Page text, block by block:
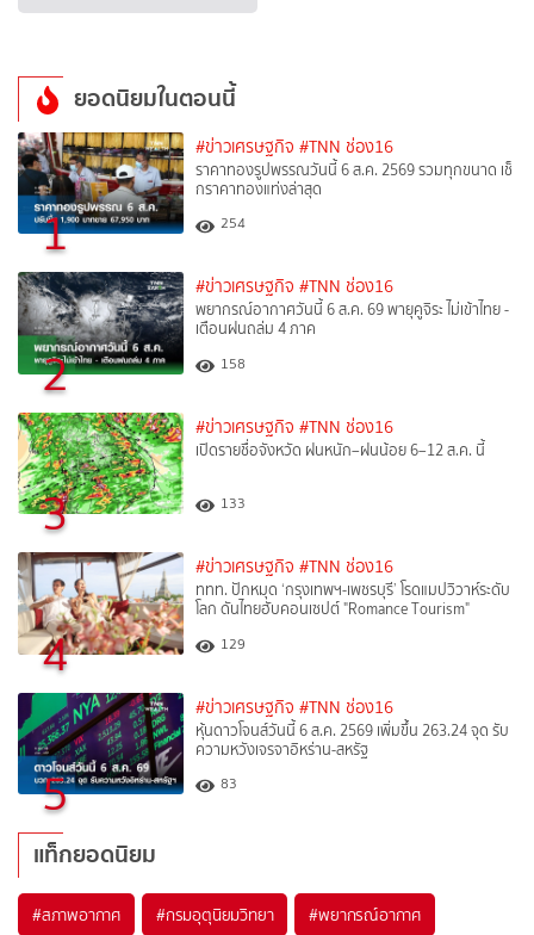
ยอดนิยมในตอนนี้
1
#ข่าวเศรษฐกิจ #TNN ช่อง16
ราคาทองรูปพรรณวันนี้ 6 ส.ค. 2569 รวมทุกขนาด เช็
กราคาทองแท่งล่าสุด
254
2
#ข่าวเศรษฐกิจ #TNN ช่อง16
พยากรณ์อากาศวันนี้ 6 ส.ค. 69 พายุคูจิระ ไม่เข้าไทย -
เตือนฝนถล่ม 4 ภาค
158
3
#ข่าวเศรษฐกิจ #TNN ช่อง16
เปิดรายชื่อจังหวัด ฝนหนัก–ฝนน้อย 6–12 ส.ค. นี้
133
4
#ข่าวเศรษฐกิจ #TNN ช่อง16
ททท. ปักหมุด ‘กรุงเทพฯ-เพชรบุรี’ โรดแมปวิวาห์ระดับ
โลก ดันไทยฮับคอนเซปต์ "Romance Tourism"
129
5
#ข่าวเศรษฐกิจ #TNN ช่อง16
หุ้นดาวโจนส์วันนี้ 6 ส.ค. 2569 เพิ่มขึ้น 263.24 จุด รับ
ความหวังเจรจาอิหร่าน-สหรัฐ
83
แท็กยอดนิยม
#สภาพอากาศ #กรมอุตุนิยมวิทยา #พยากรณ์อากาศ